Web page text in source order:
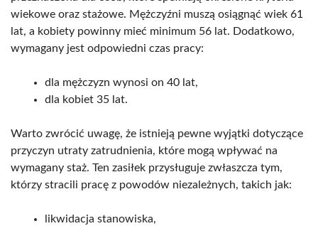
wiekowe oraz stażowe. Mężczyźni muszą osiągnąć wiek 61
lat, a kobiety powinny mieć minimum 56 lat. Dodatkowo,
wymagany jest odpowiedni czas pracy:
dla mężczyzn wynosi on 40 lat,
dla kobiet 35 lat.
Warto zwrócić uwagę, że istnieją pewne wyjątki dotyczące
przyczyn utraty zatrudnienia, które mogą wpływać na
wymagany staż. Ten zasiłek przysługuje zwłaszcza tym,
którzy stracili pracę z powodów niezależnych, takich jak:
likwidacja stanowiska,